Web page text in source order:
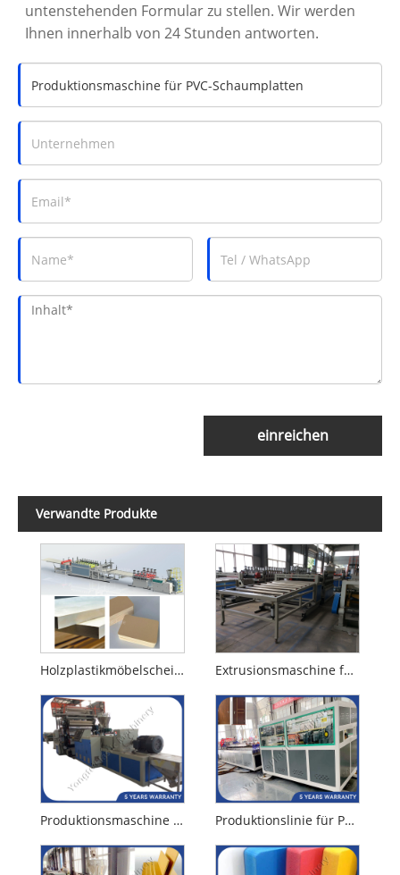
untenstehenden Formular zu stellen. Wir werden
Ihnen innerhalb von 24 Stunden antworten.
einreichen
Verwandte Produkte
Holzplastikmöbelscheibe Produktionslinie Extrusionsmaschine für PVC-WPC-Schaumplatten
Produktionsmaschine für Holz-Kunststoff-Schaumstoffplatten Produktionslinie für PVC-WPC-Türbretter